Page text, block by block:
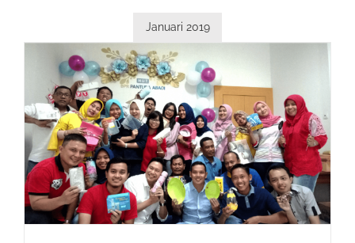
Januari 2019